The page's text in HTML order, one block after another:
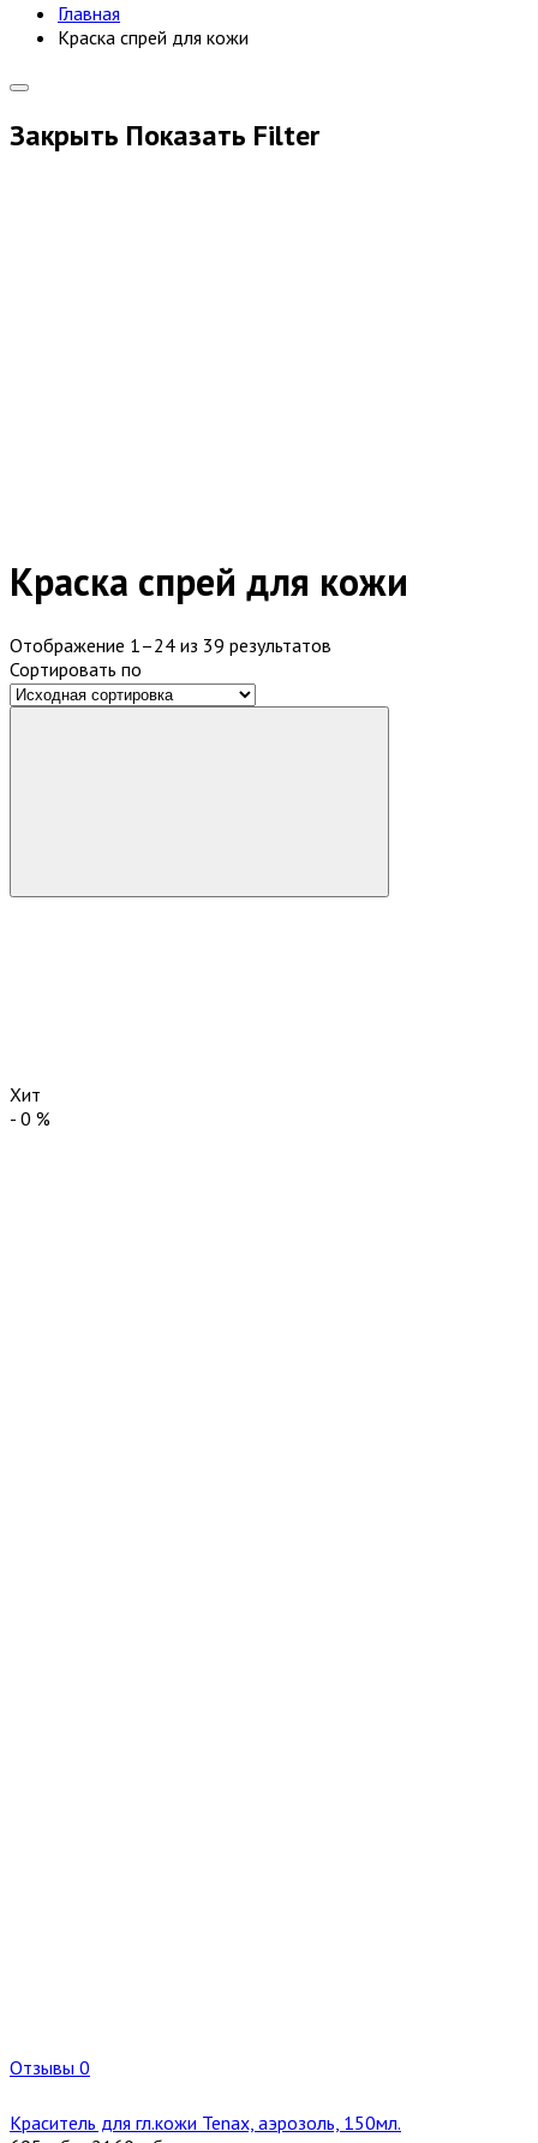
Главная
Краска спрей для кожи
Закрыть Показать Filter
Краска спрей для кожи
Отображение 1–24 из 39 результатов
Сортировать по
Хит
- 0 %
Отзывы 0
Краситель для гл.кожи Tenax, аэрозоль, 150мл.